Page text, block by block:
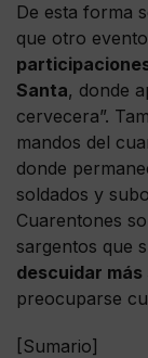
De esta forma
que otro
Santa, donde
cervecera”.
mandos del
donde
soldados y
Cuarentones
sargentos que
descuidar
preocuparse
[Sumario]